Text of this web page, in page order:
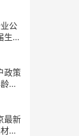
公
生留
政策
限
最新
料